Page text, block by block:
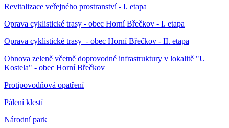
Revitalizace veřejného prostranství - I. etapa
Oprava cyklistické trasy - obec Horní Břečkov - I. etapa
Oprava cyklistické trasy - obec Horní Břečkov - II. etapa
Obnova zeleně včetně doprovodné infrastruktury v lokalitě "U
Kostela" - obec Horní Břečkov
Protipovodňová opatření
Pálení klestí
Národní park